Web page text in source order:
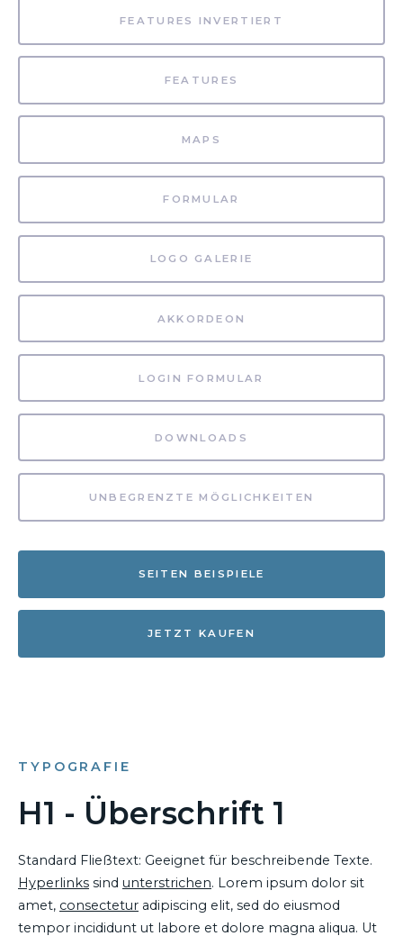
FEATURES INVERTIERT
FEATURES
MAPS
FORMULAR
LOGO GALERIE
AKKORDEON
LOGIN FORMULAR
DOWNLOADS
UNBEGRENZTE MÖGLICHKEITEN
SEITEN BEISPIELE
JETZT KAUFEN
TYPOGRAFIE
H1 - Überschrift 1
Standard Fließtext: Geeignet für beschreibende Texte.
Hyperlinks sind unterstrichen. Lorem ipsum dolor sit
amet, consectetur adipiscing elit, sed do eiusmod
tempor incididunt ut labore et dolore magna aliqua. Ut